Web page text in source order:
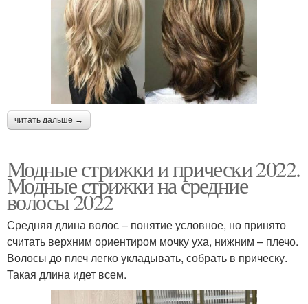
читать дальше →
Модные стрижки и прически 2022.
Модные стрижки на средние
волосы 2022
Средняя длина волос – понятие условное, но принято
считать верхним ориентиром мочку уха, нижним – плечо.
Волосы до плеч легко укладывать, собрать в прическу.
Такая длина идет всем.